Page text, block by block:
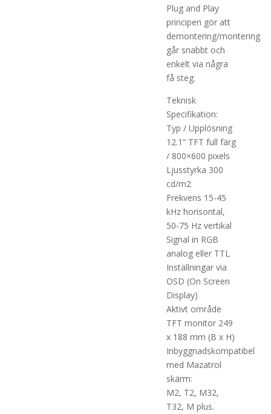
Plug and Play
principen gör att
demontering/montering
går snabbt och
enkelt via några
få steg.
Teknisk
Specifikation:
Typ / Upplösning
12.1“ TFT full färg
/ 800×600 pixels
Ljusstyrka 300
cd/m2
Frekvens 15-45
kHz horisontal,
50-75 Hz vertikal
Signal in RGB
analog eller TTL
Inställningar via
OSD (On Screen
Display)
Aktivt område
TFT monitor 249
x 188 mm (B x H)
Inbyggnadskompatibel
med Mazatrol
skärm:
M2, T2, M32,
T32, M plus.